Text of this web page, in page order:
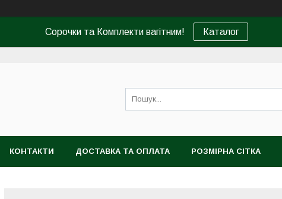
Сорочки та Комплекти вагітним! Каталог
КОНТАКТИ ДОСТАВКА ТА ОПЛАТА РОЗМІРНА СІТКА